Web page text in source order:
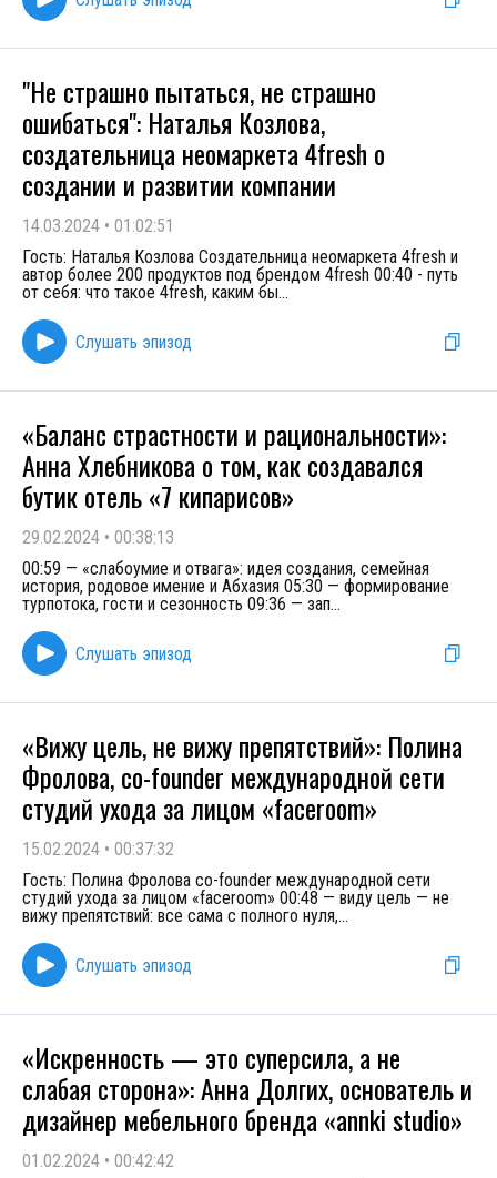
"Не страшно пытаться, не страшно
ошибаться": Наталья Козлова,
создательница неомаркета 4fresh о
создании и развитии компании
14.03.2024 • 01:02:51
Гость: Наталья Козлова Создательница неомаркета 4fresh и
автор более 200 продуктов под брендом 4fresh 00:40 - путь
от себя: что такое 4fresh, каким бы...
Слушать эпизод
«Баланс страстности и рациональности»:
Анна Хлебникова о том, как создавался
бутик отель «7 кипарисов»
29.02.2024 • 00:38:13
00:59 — «слабоумие и отвага»: идея создания, семейная
история, родовое имение и Абхазия 05:30 — формирование
турпотока, гости и сезонность 09:36 — зап...
Слушать эпизод
«Вижу цель, не вижу препятствий»: Полина
Фролова, co-founder международной сети
студий ухода за лицом «faceroom»
15.02.2024 • 00:37:32
Гость: Полина Фролова co-founder международной сети
студий ухода за лицом «faceroom» 00:48 — виду цель — не
вижу препятствий: все сама с полного нуля,...
Слушать эпизод
«Искренность — это суперсила, а не
слабая сторона»: Анна Долгих, основатель и
дизайнер мебельного бренда «annki studio»
01.02.2024 • 00:42:42